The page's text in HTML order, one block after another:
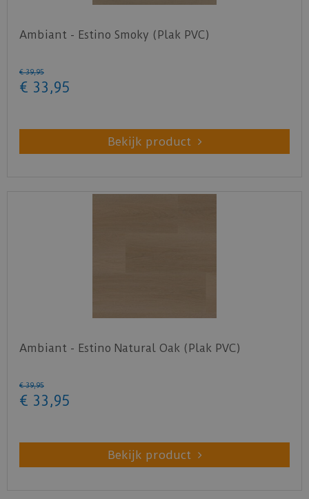
Ambiant - Estino Smoky (Plak PVC)
€ 39,95
€ 33 ,95
Bekijk product
Ambiant - Estino Natural Oak (Plak PVC)
€ 39,95
€ 33 ,95
Bekijk product